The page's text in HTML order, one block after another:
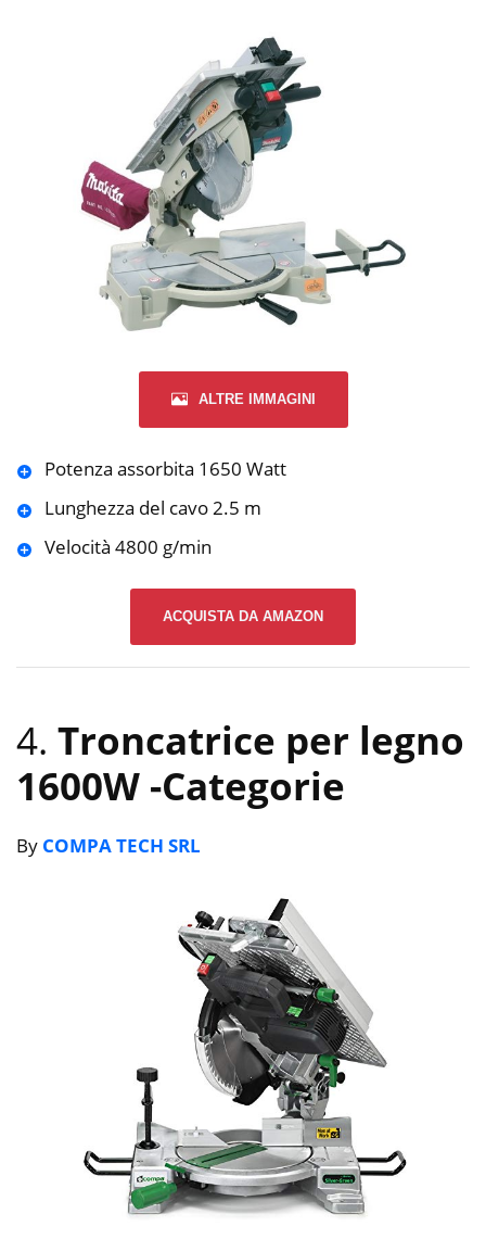
ALTRE IMMAGINI
Potenza assorbita 1650 Watt
Lunghezza del cavo 2.5 m
Velocità 4800 g/min
ACQUISTA DA AMAZON
4. Troncatrice per legno
1600W -Categorie
By COMPA TECH SRL